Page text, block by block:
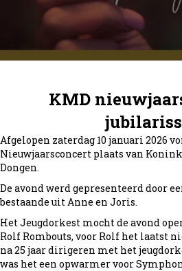
KMD
Afgelopen zaterdag 10 januari 2026
Nieuwjaarsconcert plaats van
Dongen.
De avond werd gepresenteerd door
bestaande uit Anne en Joris.
Het Jeugdorkest mocht de avond
Rolf Rombouts, voor Rolf het laatst
na 25 jaar dirigeren met het
was het een opwarmer voor